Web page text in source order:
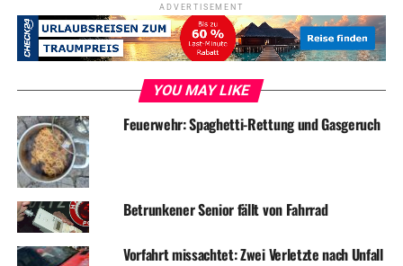
Bleiche zu einem möglichen Tuningtreffen ansammelten.
Verstöße aufgrund technischer Veränderungen konnten
nicht festgestellt werden, da es sich hauptsächlich um
serienmäßige Fahrzeuge handelte. Nach der Kontrolle
entfernten sich die Fahrzeuge.
Symbolfoto / Archiv
ADVERTISEMENT
YOU MAY LIKE
Feuerwehr: Spaghetti-Rettung und Gasgeruch
Betrunkener Senior fällt von Fahrrad
Vorfahrt missachtet: Zwei Verletzte nach Unfall